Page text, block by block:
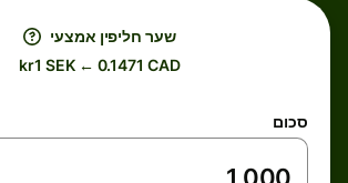
שער חליפין אמצעי
kr1 SEK ← 0.1471 CAD
סכום